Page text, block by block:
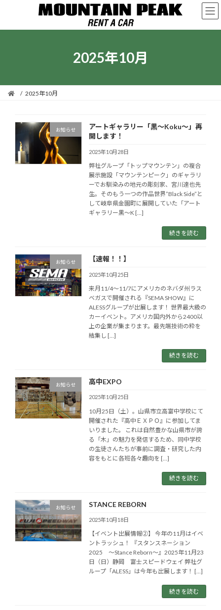
ッ
移
2025年10月
2025年10月
お知らせ
アートギャラリー「黒～Koku～」再
開します！
2025年10月28日
弊社グループ「トップマウンテン」の複合
展示施設「マウンテンピーク」のギャラリ
ーでお馴染みの地元の彫刻家、宮川達也先
生。そのもう一つの作品世界”Black Side”と
して岐阜県金園町に展開していた「アート
ギャラリー黒～K […]
続きを読む
お知らせ 【速報！！】
2025年10月25日
来月11/4～11/7にアメリカのネバダ州ラス
ベガスで開催される『SEMA SHOW』に
ALESSグループが出展します！ 世界最大級の
カーイベント。アメリカ国内外から2400以
上の企業が集まります。最先端技術の粋を
結集し […]
続きを読む
お知らせ 高中EXPO
2025年10月25日
10月25日（土）。山県市立高富中学校にて
開催された『高中ＥＸＰＯ』に参加してま
いりました。 これは自然豊かな山県市が誇
る「木」の魅力を発信するため、同中学校
の生徒さんたちが事前に調査・研究した内
容をもとに各班各々趣向を […]
続きを読む
お知らせ STANCE REBORN
2025年10月18日
【イベント出展情報②】 今年の11月はイベ
ントラッシュ！ 『スタンスネーション
2025 ～Stance Reborn～』2025年11月23
日（日）静岡 富士スピードウェイ 弊社グ
ループ「ALESS」は今年も出展します！ […]
続きを読む